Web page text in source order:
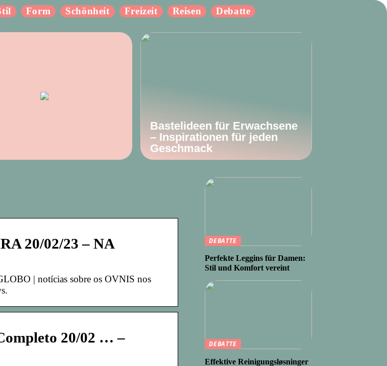
Form Schönheit Freizeit Reisen Debatte
Bastelideen für Erwachsene
– Inspirationen für jeden
Geschmack
20/02/23 – NA
| notícias sobre os OVNIS nos
20/02 … –
DEBATTE
Perfekte Leggins für Damen:
Stil und Komfort vereint
DEBATTE
Effektive Reinigungsløsninger